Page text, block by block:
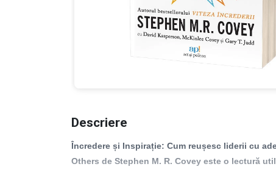
Descriere
Încredere și Inspirație: Cum reușesc liderii cu
Others de Stephen M. R. Covey este o lectură